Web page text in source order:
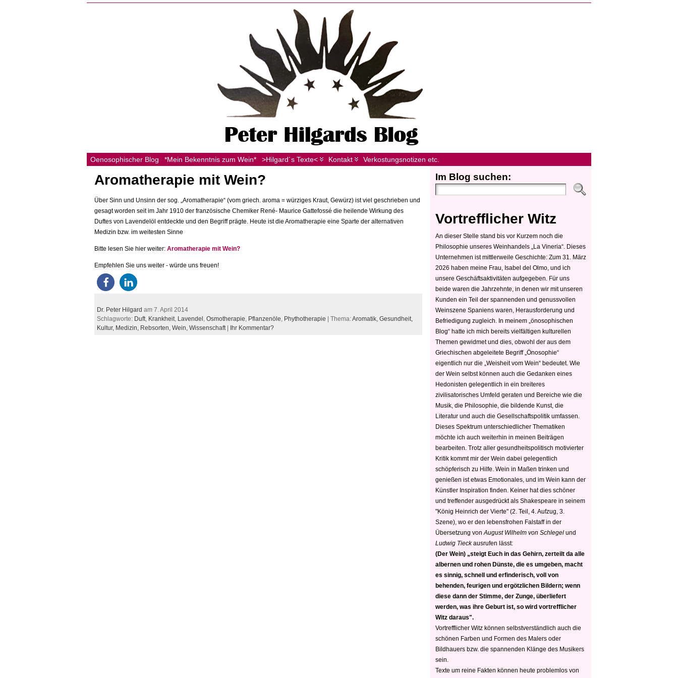
Oenosophischer Blog *Mein Bekenntnis zum Wein* >Hilgard´s Texte< Kontakt Verkostungsnotizen etc.
Aromatherapie mit Wein?
Über Sinn und Unsinn der sog. „Aromatherapie“ (vom griech. aroma = würziges Kraut, Gewürz) ist viel geschrieben und
gesagt worden seit im Jahr 1910 der französische Chemiker René- Maurice Gattefossé die heilende Wirkung des
Duftes von Lavendelöl entdeckte und den Begriff prägte. Heute ist die Aromatherapie eine Sparte der alternativen
Medizin bzw. im weitesten Sinne
Bitte lesen Sie hier weiter: Aromatherapie mit Wein?
Empfehlen Sie uns weiter - würde uns freuen!
Dr. Peter Hilgard am 7. April 2014
Schlagworte: Duft, Krankheit, Lavendel , Osmotherapie, Pflanzenöle, Phythotherapie | Thema:Aromatik, Gesundheit,
Kultur, Medizin, Rebsorten, Wein, Wissenschaft| Ihr Kommentar?
Im Blog suchen:
Vortrefflicher Witz
An dieser Stelle stand bis vor Kurzem noch die
Philosophie unseres Weinhandels „La Vineria“. Dieses
Unternehmen ist mittlerweile Geschichte: Zum 31. März
2026 haben meine Frau, Isabel del Olmo, und ich
unsere Geschäftsaktivitäten aufgegeben. Für uns
beide waren die Jahrzehnte, in denen wir mit unseren
Kunden ein Teil der spannenden und genussvollen
Weinszene Spaniens waren, Herausforderung und
Befriedigung zugleich. In meinem „önosophischen
Blog“ hatte ich mich bereits vielfältigen kulturellen
Themen gewidmet und dies, obwohl der aus dem
Griechischen abgeleitete Begriff „Önosophie“
eigentlich nur die „Weisheit vom Wein“ bedeutet. Wie
der Wein selbst können auch die Gedanken eines
Hedonisten gelegentlich in ein breiteres
zivilisatorisches Umfeld geraten und Bereiche wie die
Musik, die Philosophie, die bildende Kunst, die
Literatur und auch die Gesellschaftspolitik umfassen.
Dieses Spektrum unterschiedlicher Thematiken
möchte ich auch weiterhin in meinen Beiträgen
bearbeiten. Trotz aller gesundheitspolitisch motivierter
Kritik kommt mir der Wein dabei gelegentlich
schöpferisch zu Hilfe. Wein in Maßen trinken und
genießen ist etwas Emotionales, und im Wein kann der
Künstler Inspiration finden. Keiner hat dies schöner
und treffender ausgedrückt als Shakespeare in seinem
"König Heinrich der Vierte" (2. Teil, 4. Aufzug, 3.
Szene), wo er den lebensfrohen Falstaff in der
Übersetzung von August Wilhelm von Schlegel und
Ludwig Tieckausrufen lässt:
(Der Wein) „steigt Euch in das Gehirn, zerteilt da alle
albernen und rohen Dünste, die es umgeben, macht
es sinnig, schnell und erfinderisch, voll von
behenden, feurigen und ergötzlichen Bildern; wenn
diese dann der Stimme, der Zunge, überliefert
werden, was ihre Geburt ist, so wird vortrefflicher
Witz daraus".
Vortrefflicher Witz können selbstverständlich auch die
schönen Farben und Formen des Malers oder
Bildhauers bzw. die spannenden Klänge des Musikers
sein.
Texte um reine Fakten können heute problemlos von